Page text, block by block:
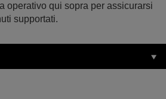
operativo qui sopra per assicurarsi
supportati.